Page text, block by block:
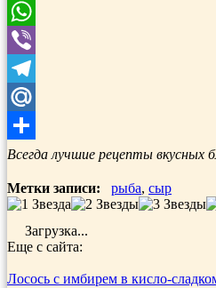
Odnoklassniki
WhatsApp
Viber
Telegram
Mail.Ru
Отправить
Всегда лучшие рецепты вкусных
Метки записи: рыба, сыр
Загрузка...
Еще с сайта:
Лосось с имбирем в кисло-